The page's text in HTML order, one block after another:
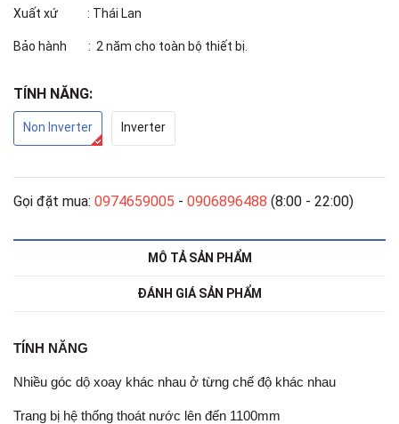
Xuất xứ : Thái Lan
Bảo hành : 2 năm cho toàn bộ thiết bị.
TÍNH NĂNG:
Non Inverter Inverter
Gọi đặt mua: 0974659005 - 0906896488 (8:00 - 22:00)
MÔ TẢ SẢN PHẨM
ĐÁNH GIÁ SẢN PHẨM
TÍNH NĂNG
Nhiều góc dộ xoay khác nhau ở từng chế độ khác nhau
Trang bị hệ thống thoát nước lên đến 1100mm